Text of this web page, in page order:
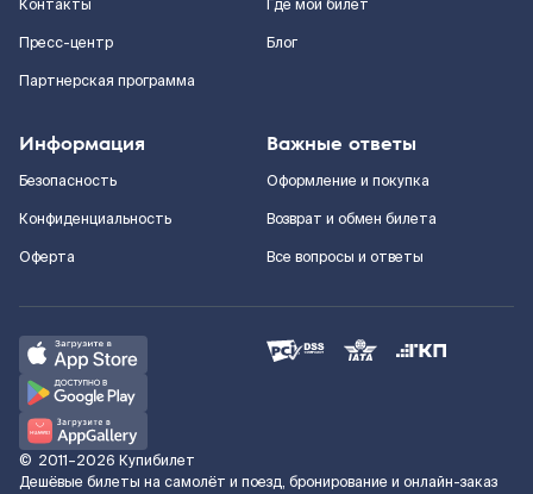
Контакты
Пресс-центр
Партнерская программа
Где мой билет
Блог
Информация
Безопасность
Конфиденциальность
Оферта
Важные ответы
Оформление и покупка
Возврат и обмен билета
Все вопросы и ответы
© 2011–2026 Купибилет
Дешёвые билеты на самолёт и поезд, бронирование и онлайн-заказ